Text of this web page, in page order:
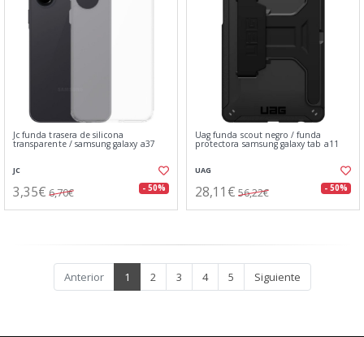
Jc funda trasera de silicona
transparente / samsung galaxy a37
JC
3,35€ 6,70€ - 50%
Uag funda scout negro / funda
protectora samsung galaxy tab a11
UAG
28,11€ 56,22€ - 50%
Anterior 1 2 3 4 5 Siguiente